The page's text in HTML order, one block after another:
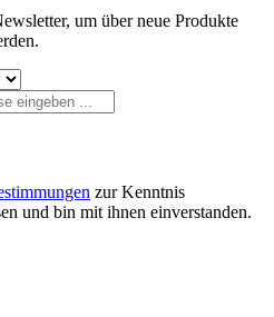
um über neue Produkte
zur Kenntnis
und bin mit ihnen einverstanden.